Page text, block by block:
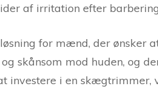
af irritation efter
for mænd, der ønsker
skånsom mod huden, og
investere i en skægtrimmer,